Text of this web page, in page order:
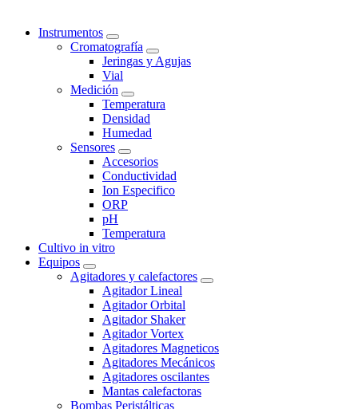
Instrumentos
Cromatografía
Jeringas y Agujas
Vial
Medición
Temperatura
Densidad
Humedad
Sensores
Accesorios
Conductividad
Ion Especifico
ORP
pH
Temperatura
Cultivo in vitro
Equipos
Agitadores y calefactores
Agitador Lineal
Agitador Orbital
Agitador Shaker
Agitador Vortex
Agitadores Magneticos
Agitadores Mecánicos
Agitadores oscilantes
Mantas calefactoras
Bombas Peristálticas